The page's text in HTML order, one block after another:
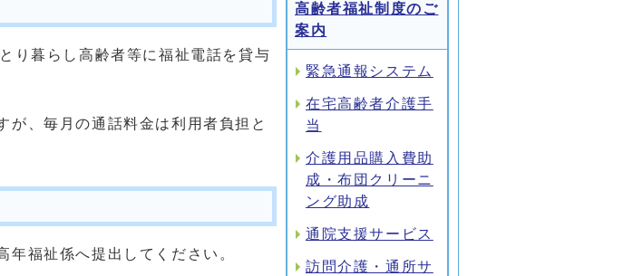
り暮らし高齢者等に福祉電話を貸与
が、毎月の通話料金は利用者負担と
福祉係へ提出してください。
高齢者福祉制度のご
案内
緊急通報システム
在宅高齢者介護手
当
介護用品購入費助
成・布団クリーニ
ング助成
通院支援サービス
訪問介護・通所サ